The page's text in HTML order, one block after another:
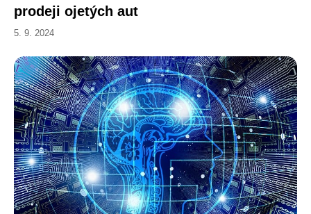
prodeji ojetých aut
5. 9. 2024